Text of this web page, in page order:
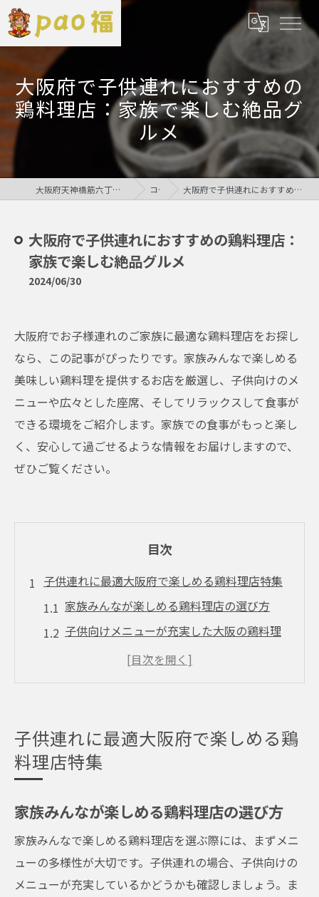
大阪府で子供連れにおすすめの
鶏料理店：家族で楽しむ絶品グ
ルメ
大阪府天神橋筋六丁目の居酒屋なら鶏居酒屋pao福 コラム 大阪府で子供連れにおすすめの鶏料理店：家族で楽しむ絶品グルメ
大阪府で子供連れにおすすめの鶏料理店：
家族で楽しむ絶品グルメ
2024/06/30
大阪府でお子様連れのご家族に最適な鶏料理店をお探し
なら、この記事がぴったりです。家族みんなで楽しめる
美味しい鶏料理を提供するお店を厳選し、子供向けのメ
ニューや広々とした座席、そしてリラックスして食事が
できる環境をご紹介します。家族での食事がもっと楽し
く、安心して過ごせるような情報をお届けしますので、
ぜひご覧ください。
目次
子供連れに最適大阪府で楽しめる鶏料理店特集
家族みんなが楽しめる鶏料理店の選び方
子供向けメニューが充実した大阪の鶏料理
料理店
家族での食事をさらに楽しくするためのポ
子供連れでも安心して訪れられる鶏料理の
名店
大阪府で家族全員が満足する子供連れに優しい
鶏料理店
子供連れに最適大阪府で楽しめる鶏
料理店特集
家族みんなが楽しめる鶏料理店の選び方
家族みんなで楽しめる鶏料理店を選ぶ際には、まずメニ
ューの多様性が大切です。子供連れの場合、子供向けの
メニューが充実しているかどうかも確認しましょう。ま